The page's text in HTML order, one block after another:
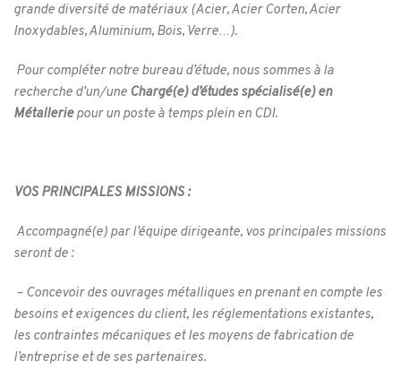
grande diversité de matériaux (Acier, Acier Corten, Acier
Inoxydables, Aluminium, Bois, Verre…).
Pour compléter notre bureau d’étude, nous sommes à la
recherche d’un/une Chargé(e) d’études spécialisé(e) en
Métalleriepour un poste à temps plein en CDI.
VOS PRINCIPALES MISSIONS :
Accompagné(e) par l’équipe dirigeante, vos principales missions
seront de :
– Concevoir des ouvrages métalliques en prenant en compte les
besoins et exigences du client, les réglementations existantes,
les contraintes mécaniques et les moyens de fabrication de
l’entreprise et de ses partenaires.